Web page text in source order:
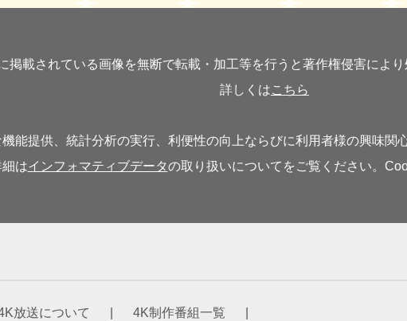
掲載されている画像を無断で転載・加工等を行うと著作権侵害によ
詳しくはこちら
能提供、統計分析の実行、利便性の向上ならびに利用者様の興味関
はインフォマティブデータの取り扱いについてをご覧ください。
放送について 4K制作番組一覧